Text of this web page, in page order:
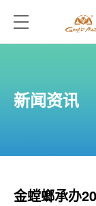
新闻资讯
金螳螂承办